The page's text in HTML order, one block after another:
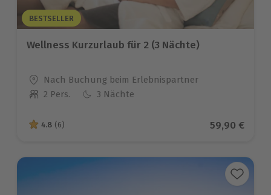
BESTSELLER
Wellness Kurzurlaub für 2 (3 Nächte)
Standort
Nach Buchung beim Erlebnispartner
Anzahl der Teilnehmer
2 Pers. 3 Nächte
4.8 von 5 Sternen basierend auf 6 Bewertungen
4.8 (6) Aktueller
59,90 €